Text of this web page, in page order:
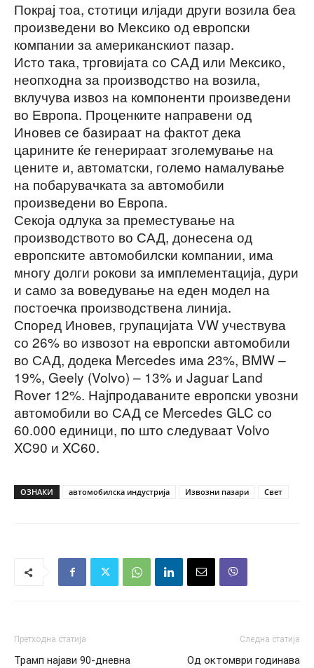
Покрај тоа, стотици илјади други возила беа
произведени во Мексико од европски
компании за американскиот пазар.
Исто така, трговијата со САД или Мексико,
неопходна за производство на возила,
вклучува извоз на компоненти произведени
во Европа. Проценките направени од
Иновев се базираат на фактот дека
царините ќе генерираат зголемување на
цените и, автоматски, големо намалување
на побарувачката за автомобили
произведени во Европа.
Секоја одлука за преместување на
производството во САД, донесена од
европските автомобилски компании, има
многу долги рокови за имплементација, дури
и само за воведување на еден модел на
постоечка производствена линија.
Според Иновев, групацијата VW учествува
со 26% во извозот на европски автомобили
во САД, додека Mercedes има 23%, BMW –
19%, Geely (Volvo) – 13% и Jaguar Land
Rover 12%. Најпродаваните европски увозни
автомобили во САД се Mercedes GLC со
60.000 единици, по што следуваат Volvo
XC90 и XC60.
ОЗНАКИ автомобилска индустрија Извозни пазари Свет
Претходна статија
Трамп најави 90-дневна
Следна статија
Од октомври годинава